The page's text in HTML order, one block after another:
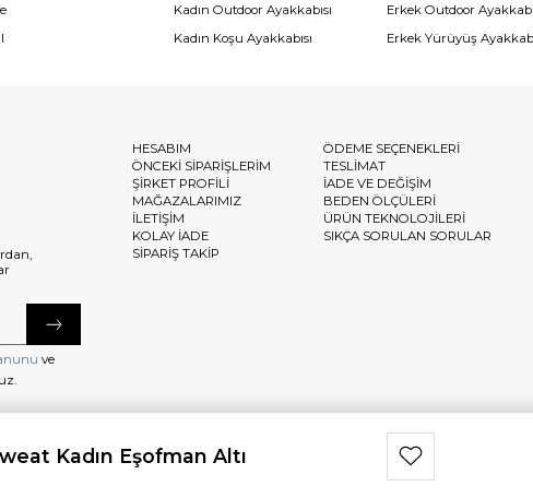
Kadın Outdoor Ayakkabısı
Kadın Koşu Ayakkabısı
Erkek Outdoor Ayakkabı
Erkek Yürüyüş
ve
HESABIM
ÖNCEKİ SİPARİŞLERİM
ŞİRKET PROFİLİ
MAĞAZALARIMIZ
İLETİŞİM
KOLAY İADE
SİPARİŞ TAKİP
ÖDEME SEÇENEKLERİ
TESLİMAT
İADE VE DEĞİŞİM
BEDEN ÖLÇÜLERİ
ÜRÜN TEKNOLOJİLERİ
SIKÇA SORULAN SORULAR
Kadın Eşofman Altı